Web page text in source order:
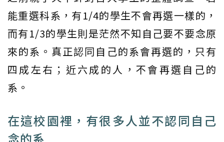
能重選科系，有1/4的學生不會再選一樣的，
而有1/3的學生則是茫然不知自己要不要念原
來的系。真正認同自己的系會再選的，只有
四成左右；近六成的人，不會再選自己的
系。
在這校園裡，有很多人並不認同自己
念的系